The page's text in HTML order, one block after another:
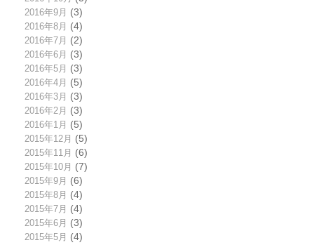
2016年9月 (3)
2016年8月 (4)
2016年7月 (2)
2016年6月 (3)
2016年5月 (3)
2016年4月 (5)
2016年3月 (3)
2016年2月 (3)
2016年1月 (5)
2015年12月 (5)
2015年11月 (6)
2015年10月 (7)
2015年9月 (6)
2015年8月 (4)
2015年7月 (4)
2015年6月 (3)
2015年5月 (4)